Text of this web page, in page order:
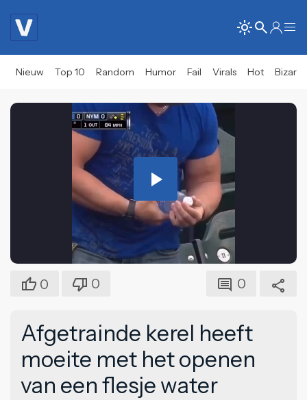
Nieuw Top 10 Random Humor Fail Virals Hot Bizar
Play
Video
0 0 0
Afgetrainde kerel heeft
moeite met het openen
van een flesje water